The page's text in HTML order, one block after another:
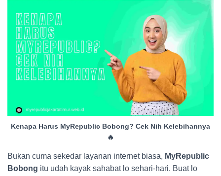
Kenapa Harus MyRepublic Bobong? Cek Nih Kelebihannya
🔥
Bukan cuma sekedar layanan internet biasa, MyRepublic
Bobong itu udah kayak sahabat lo sehari-hari. Buat lo